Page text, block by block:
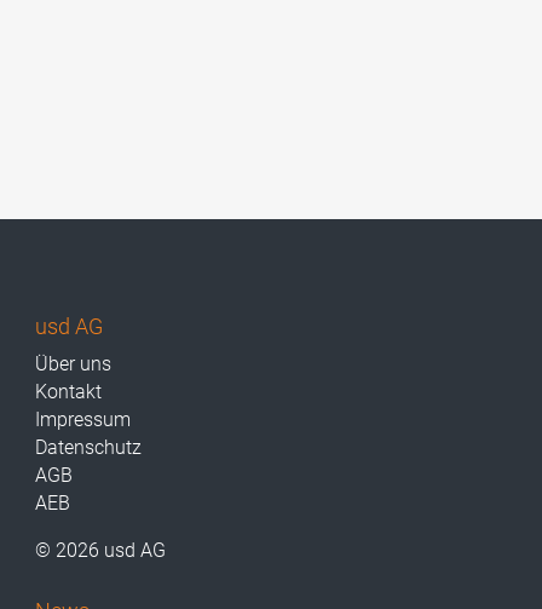
usd AG
Über uns
Kontakt
Impressum
Datenschutz
AGB
AEB
© 2026 usd AG